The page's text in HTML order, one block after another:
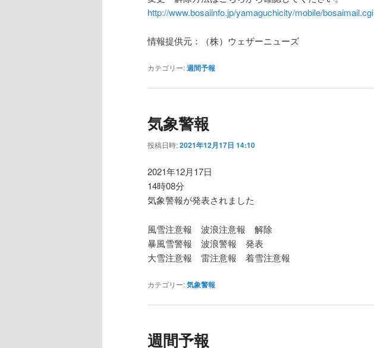
http://www.bosaiinfo.jp/yamaguchicity/mobile/bosaimail.cgi
情報提供元：（株）ウェザーニューズ
カテゴリー:週間予報
気象警報
投稿日時:2021年12月17日 14:10
2021年12月17日
14時08分
気象警報が発表されました
風雪注意報 波浪注意報 解除
暴風雪警報 波浪警報 発表
大雪注意報 雷注意報 着雪注意報
カテゴリー:気象警報
週間予報